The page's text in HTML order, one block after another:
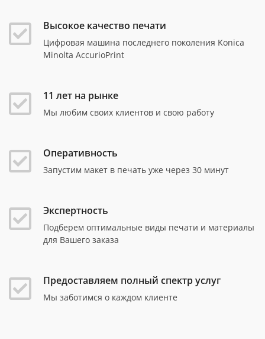
Высокое качество печати
Цифровая машина последнего поколения Konica
Minolta AccurioPrint
11 лет на рынке
Мы любим своих клиентов и свою работу
Оперативность
Запустим макет в печать уже через 30 минут
Экспертность
Подберем оптимальные виды печати и материалы
для Вашего заказа
Предоставляем полный спектр услуг
Мы заботимся о каждом клиенте